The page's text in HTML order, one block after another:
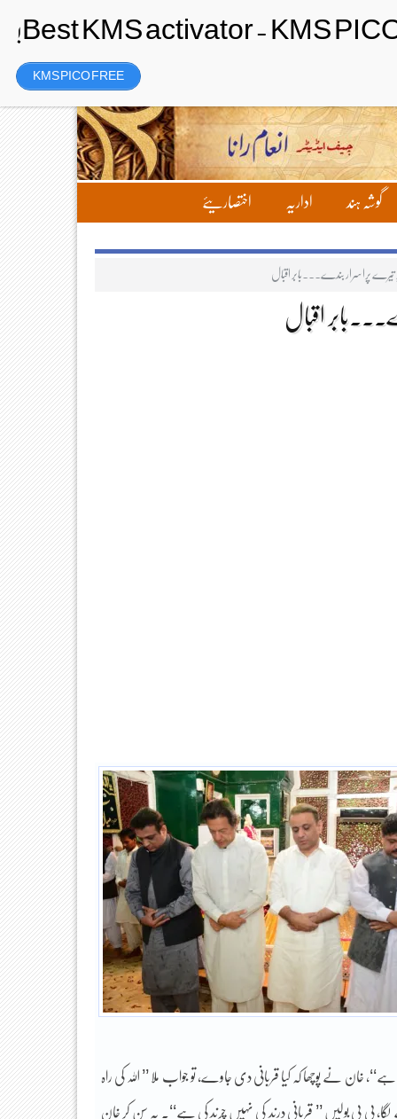
Saturday، 8 August 2026ء
گوشہ ہند اداریہ اختصاریئے
پراسرار بندے۔۔۔بابر اقبال
اقبال
ہے‘‘، خان نے پوچھا کہ کیا قربانی دی جاوے، تو جواب ملا ’’ اللہ کی راہ
بی بی بولیں ’’ قربانی درند کی نہیں چرند کی ہے‘‘۔ یہ سن کر خان
KMS PICO FREE